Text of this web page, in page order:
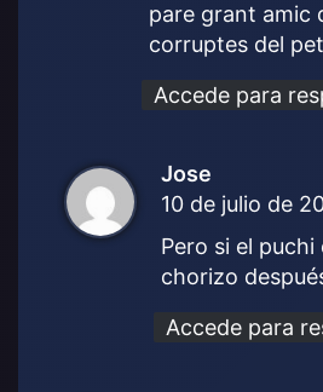
pare grant amic
corruptes del
Accede para
Jose
i
10 de julio de
Pero si el
chorizo
Accede para